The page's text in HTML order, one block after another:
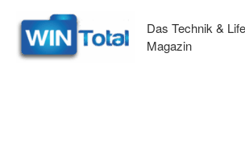
Inhalt
springen
Das Technik &
Magazin